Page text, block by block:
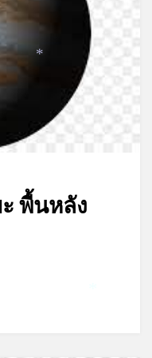
พื้นหลัง